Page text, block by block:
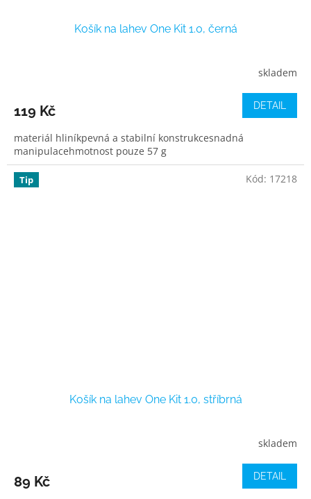
Košík na lahev One Kit 1.0, černá
skladem
119 Kč DETAIL
materiál hliníkpevná a stabilní konstrukcesnadná
manipulacehmotnost pouze 57 g
Tip
Košík na lahev One Kit 1.0, stříbrná
skladem
89 Kč DETAIL
Kód: 17218